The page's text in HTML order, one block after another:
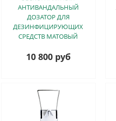
АНТИВАНДАЛЬНЫЙ
ДОЗАТОР ДЛЯ
ДЕЗИНФИЦИРУЮЩИХ
СРЕДСТВ МАТОВЫЙ
10 800 руб